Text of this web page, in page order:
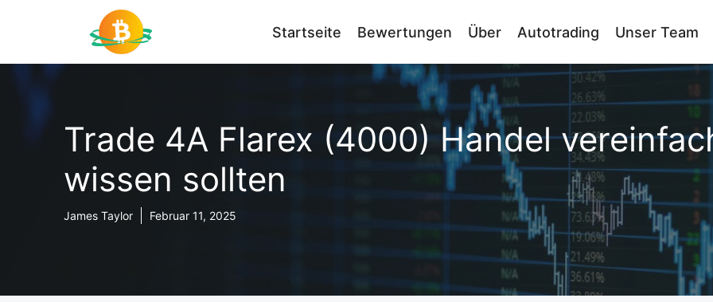
Startseite Bewertungen Über Autotrading Unser Team
Trade 4A Flarex (4000) Handel
wissen sollten
James Taylor Februar 11, 2025